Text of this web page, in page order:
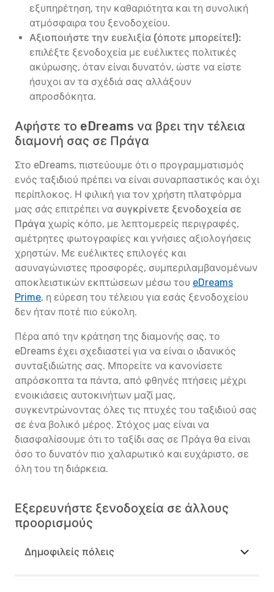
εξυπηρέτηση, την καθαριότητα και τη συνολική
ατμόσφαιρα του ξενοδοχείου.
Αξιοποιήστε την ευελιξία (όποτε μπορείτε!):
επιλέξτε ξενοδοχεία με ευέλικτες πολιτικές
ακύρωσης, όταν είναι δυνατόν, ώστε να είστε
ήσυχοι αν τα σχέδιά σας αλλάξουν
απροσδόκητα.
Αφήστε το eDreams να βρει την τέλεια
διαμονή σας σε Πράγα
Στο eDreams, πιστεύουμε ότι ο προγραμματισμός
ενός ταξιδιού πρέπει να είναι συναρπαστικός και όχι
περίπλοκος. Η φιλική για τον χρήστη πλατφόρμα
μας σάς επιτρέπει να συγκρίνετε ξενοδοχεία σε
Πράγα χωρίς κόπο, με λεπτομερείς περιγραφές,
αμέτρητες φωτογραφίες και γνήσιες αξιολογήσεις
χρηστών. Με ευέλικτες επιλογές και
ασυναγώνιστες προσφορές, συμπεριλαμβανομένων
αποκλειστικών εκπτώσεων μέσω του eDreams
Prime, η εύρεση του τέλειου για εσάς ξενοδοχείου
δεν ήταν ποτέ πιο εύκολη.
Πέρα από την κράτηση της διαμονής σας, το
eDreams έχει σχεδιαστεί για να είναι ο ιδανικός
συνταξιδιώτης σας. Μπορείτε να κανονίσετε
απρόσκοπτα τα πάντα, από φθηνές πτήσεις μέχρι
ενοικιάσεις αυτοκινήτων μαζί μας,
συγκεντρώνοντας όλες τις πτυχές του ταξιδιού σας
σε ένα βολικό μέρος. Στόχος μας είναι να
διασφαλίσουμε ότι το ταξίδι σας σε Πράγα θα είναι
όσο το δυνατόν πιο χαλαρωτικό και ευχάριστο, σε
όλη του τη διάρκεια.
Εξερευνήστε ξενοδοχεία σε άλλους
προορισμούς
Δημοφιλείς πόλεις